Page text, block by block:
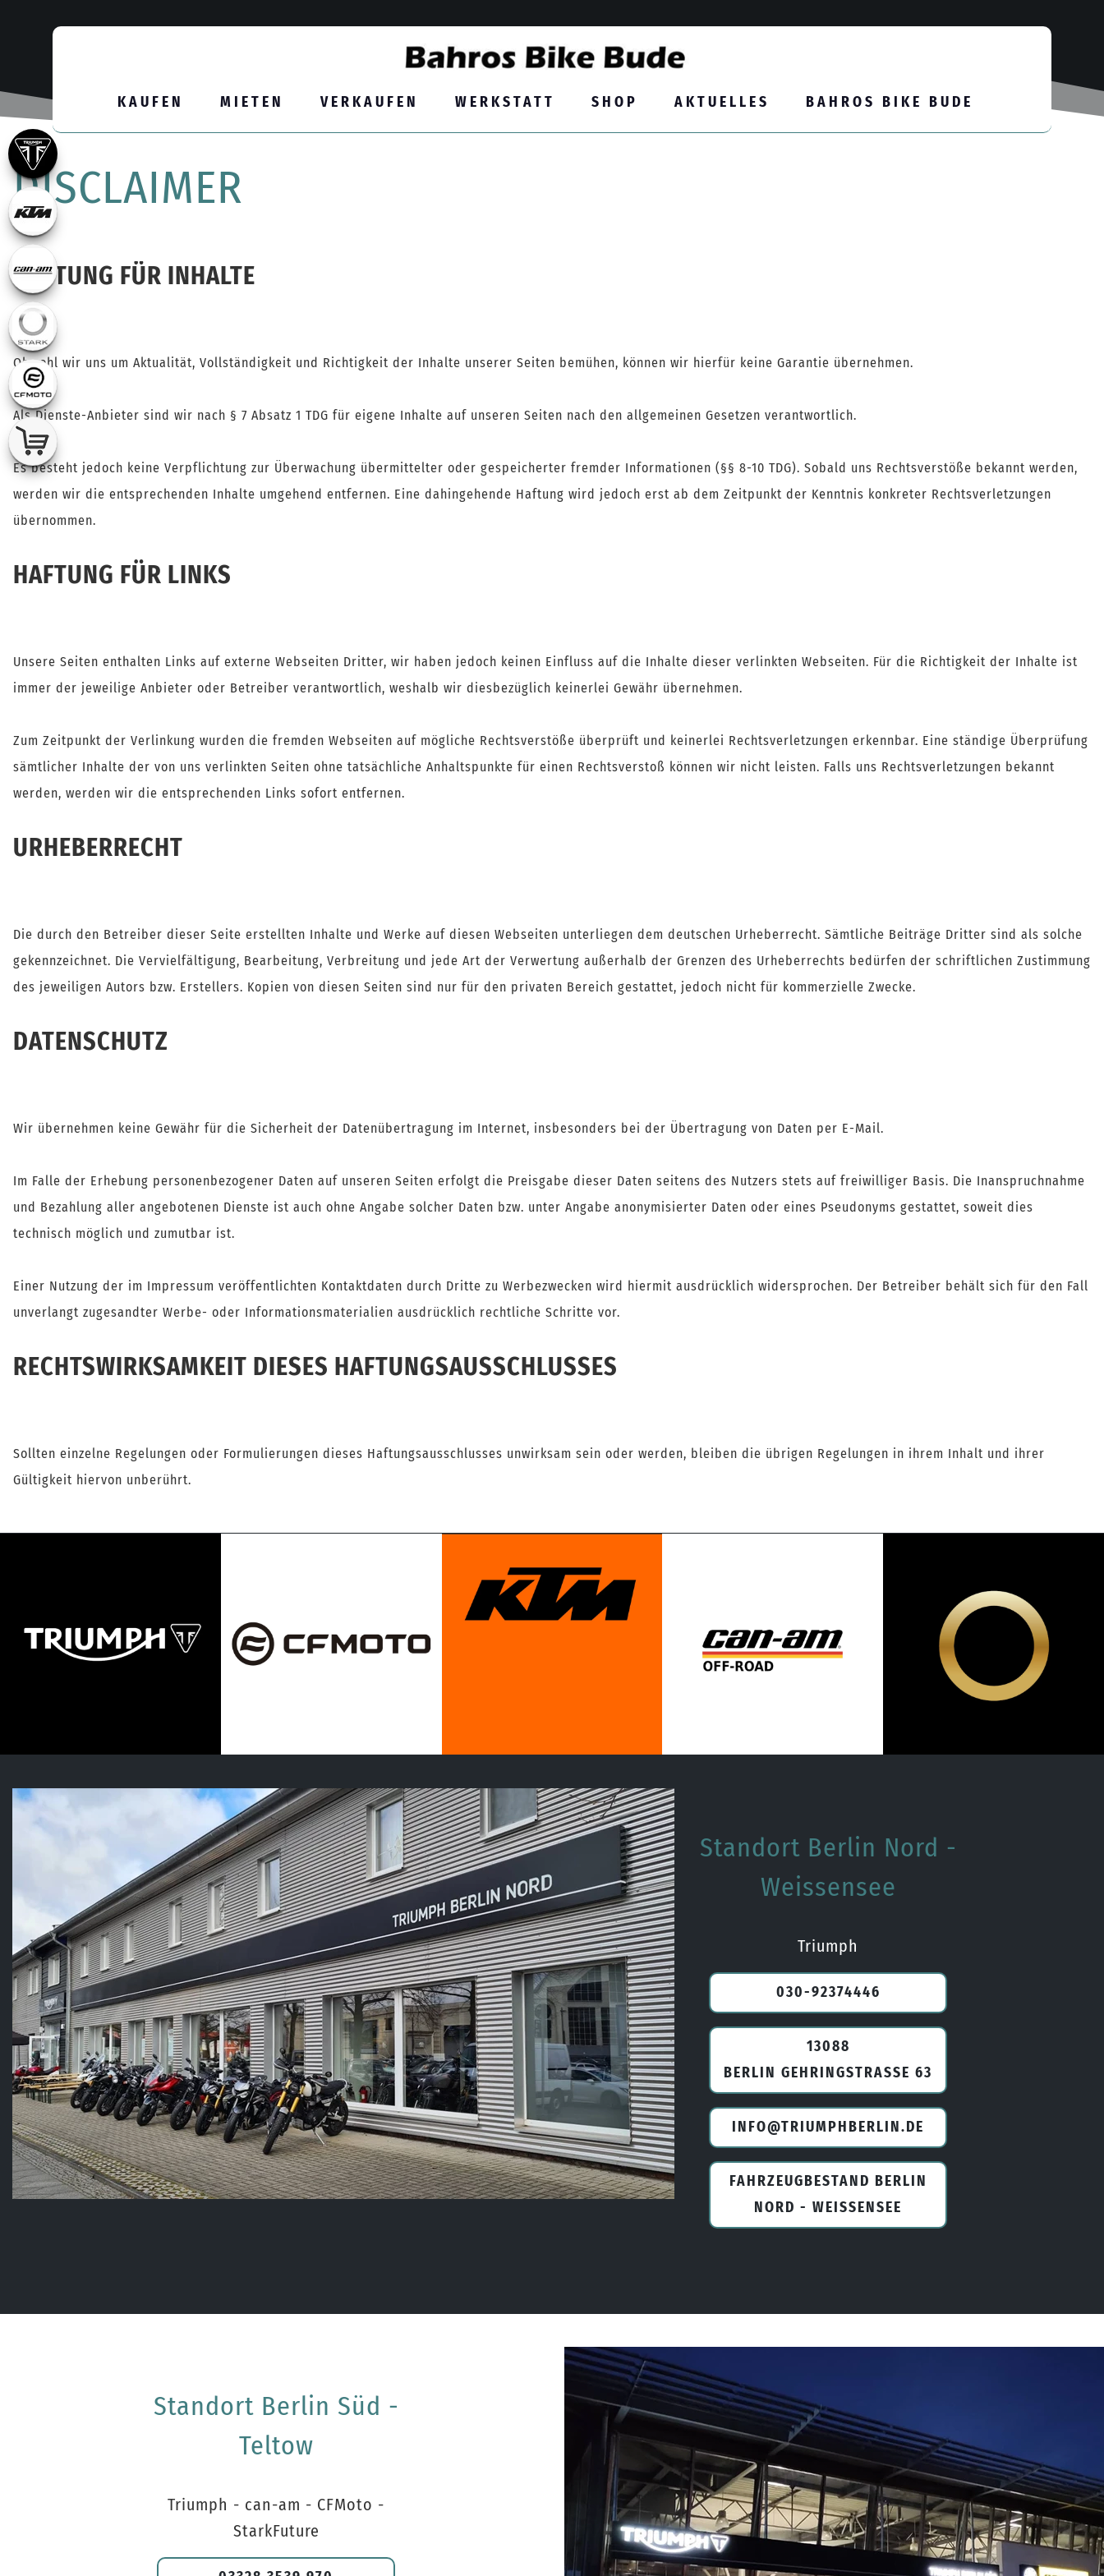
KAUFEN MIETEN VERKAUFEN WERKSTATT SHOP AKTUELLES BAHROS BIKE BUDE
DISCLAIMER
HAFTUNG FÜR INHALTE
Obwohl wir uns um Aktualität, Vollständigkeit und Richtigkeit der Inhalte unserer Seiten bemühen, können wir hierfür keine Garantie übernehmen.
Als Dienste-Anbieter sind wir nach § 7 Absatz 1 TDG für eigene Inhalte auf unseren Seiten nach den allgemeinen Gesetzen verantwortlich.
Es besteht jedoch keine Verpflichtung zur Überwachung übermittelter oder gespeicherter fremder Informationen (§§ 8-10 TDG). Sobald uns Rechtsverstöße bekannt werden,
werden wir die entsprechenden Inhalte umgehend entfernen. Eine dahingehende Haftung wird jedoch erst ab dem Zeitpunkt der Kenntnis konkreter Rechtsverletzungen
übernommen.
HAFTUNG FÜR LINKS
Unsere Seiten enthalten Links auf externe Webseiten Dritter, wir haben jedoch keinen Einfluss auf die Inhalte dieser verlinkten Webseiten. Für die Richtigkeit der Inhalte ist
immer der jeweilige Anbieter oder Betreiber verantwortlich, weshalb wir diesbezüglich keinerlei Gewähr übernehmen.
Zum Zeitpunkt der Verlinkung wurden die fremden Webseiten auf mögliche Rechtsverstöße überprüft und keinerlei Rechtsverletzungen erkennbar. Eine ständige Überprüfung
sämtlicher Inhalte der von uns verlinkten Seiten ohne tatsächliche Anhaltspunkte für einen Rechtsverstoß können wir nicht leisten. Falls uns Rechtsverletzungen bekannt
werden, werden wir die entsprechenden Links sofort entfernen.
URHEBERRECHT
Die durch den Betreiber dieser Seite erstellten Inhalte und Werke auf diesen Webseiten unterliegen dem deutschen Urheberrecht. Sämtliche Beiträge Dritter sind als solche
gekennzeichnet. Die Vervielfältigung, Bearbeitung, Verbreitung und jede Art der Verwertung außerhalb der Grenzen des Urheberrechts bedürfen der schriftlichen Zustimmung
des jeweiligen Autors bzw. Erstellers. Kopien von diesen Seiten sind nur für den privaten Bereich gestattet, jedoch nicht für kommerzielle Zwecke.
DATENSCHUTZ
Wir übernehmen keine Gewähr für die Sicherheit der Datenübertragung im Internet, insbesonders bei der Übertragung von Daten per E-Mail.
Im Falle der Erhebung personenbezogener Daten auf unseren Seiten erfolgt die Preisgabe dieser Daten seitens des Nutzers stets auf freiwilliger Basis. Die Inanspruchnahme
und Bezahlung aller angebotenen Dienste ist auch ohne Angabe solcher Daten bzw. unter Angabe anonymisierter Daten oder eines Pseudonyms gestattet, soweit dies
technisch möglich und zumutbar ist.
Einer Nutzung der im Impressum veröffentlichten Kontaktdaten durch Dritte zu Werbezwecken wird hiermit ausdrücklich widersprochen. Der Betreiber behält sich für den Fall
unverlangt zugesandter Werbe- oder Informationsmaterialien ausdrücklich rechtliche Schritte vor.
RECHTSWIRKSAMKEIT DIESES HAFTUNGSAUSSCHLUSSES
Sollten einzelne Regelungen oder Formulierungen dieses Haftungsausschlusses unwirksam sein oder werden, bleiben die übrigen Regelungen in ihrem Inhalt und ihrer
Gültigkeit hiervon unberührt.
Standort Berlin Nord -
Weissensee
Triumph
030-92374446
13088
BERLIN GEHRINGSTRASSE 63
INFO@TRIUMPHBERLIN.DE
FAHRZEUGBESTAND BERLIN
NORD - WEISSENSEE
Standort Berlin Süd -
Teltow
Triumph - can-am - CFMoto -
StarkFuture